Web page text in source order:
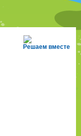
Решаем вместе